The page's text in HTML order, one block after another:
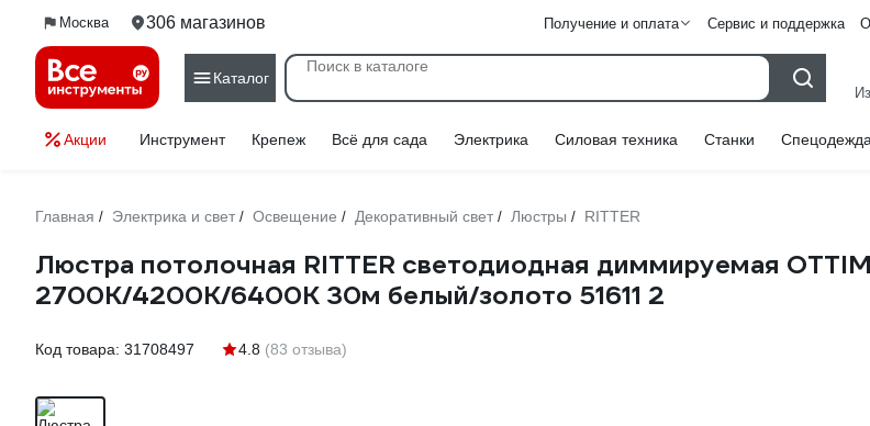
Москва 306 магазинов Получение и оплата Сервис и поддержка
Каталог
Акции Инструмент Крепеж Всё для сада Электрика Силовая техника Станки
Главная / Электрика и свет / Освещение / Декоративный свет / Люстры / RITTER
Люстра потолочная RITTER светодиодная диммируемая
2700K/4200K/6400K 30м белый/золото 51611 2
Код товара: 31708497 4.8 (83 отзыва)